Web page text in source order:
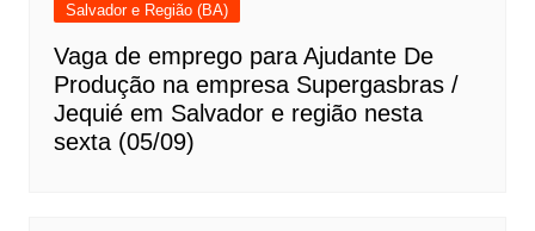
Salvador e Região (BA)
Vaga de emprego para Ajudante De
Produção na empresa Supergasbras /
Jequié em Salvador e região nesta
sexta (05/09)